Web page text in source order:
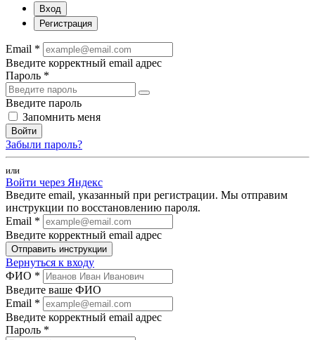
Вход
Регистрация
Email *
Введите корректный email адрес
Пароль *
Введите пароль
Запомнить меня
Войти
Забыли пароль?
или
Войти через Яндекс
Введите email, указанный при регистрации. Мы отправим
инструкции по восстановлению пароля.
Email *
Введите корректный email адрес
Отправить инструкции
Вернуться к входу
ФИО *
Введите ваше ФИО
Email *
Введите корректный email адрес
Пароль *